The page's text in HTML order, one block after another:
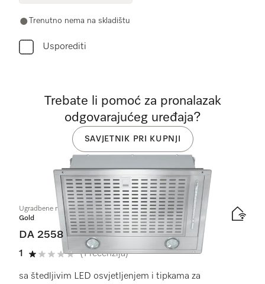
Trenutno nema na skladištu
Usporediti
Ugradbene nape
Gold
DA 2558
1
1 od 5
(1 recenzija)
sa štedljivim LED osvjetljenjem i tipkama za
Trebate li pomoć za pronalazak
odgovarajućeg uređaja?
SAVJETNIK PRI KUPNJI